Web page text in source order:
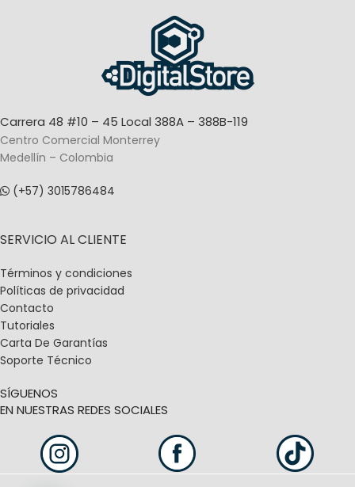
Carrera 48 #10 – 45 Local 388A – 388B-119
Centro Comercial Monterrey
Medellín – Colombia
(+57) 3015786484
SERVICIO AL CLIENTE
Términos y condiciones
Políticas de privacidad
Contacto
Tutoriales
Carta De Garantías
Soporte Técnico
SÍGUENOS
EN NUESTRAS REDES SOCIALES